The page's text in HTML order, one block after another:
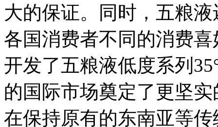
大的保证。同时，五粮
各国消费者不同的消费
开发了五粮液低度系列
的国际市场奠定了更坚
在保持原有的东南亚等